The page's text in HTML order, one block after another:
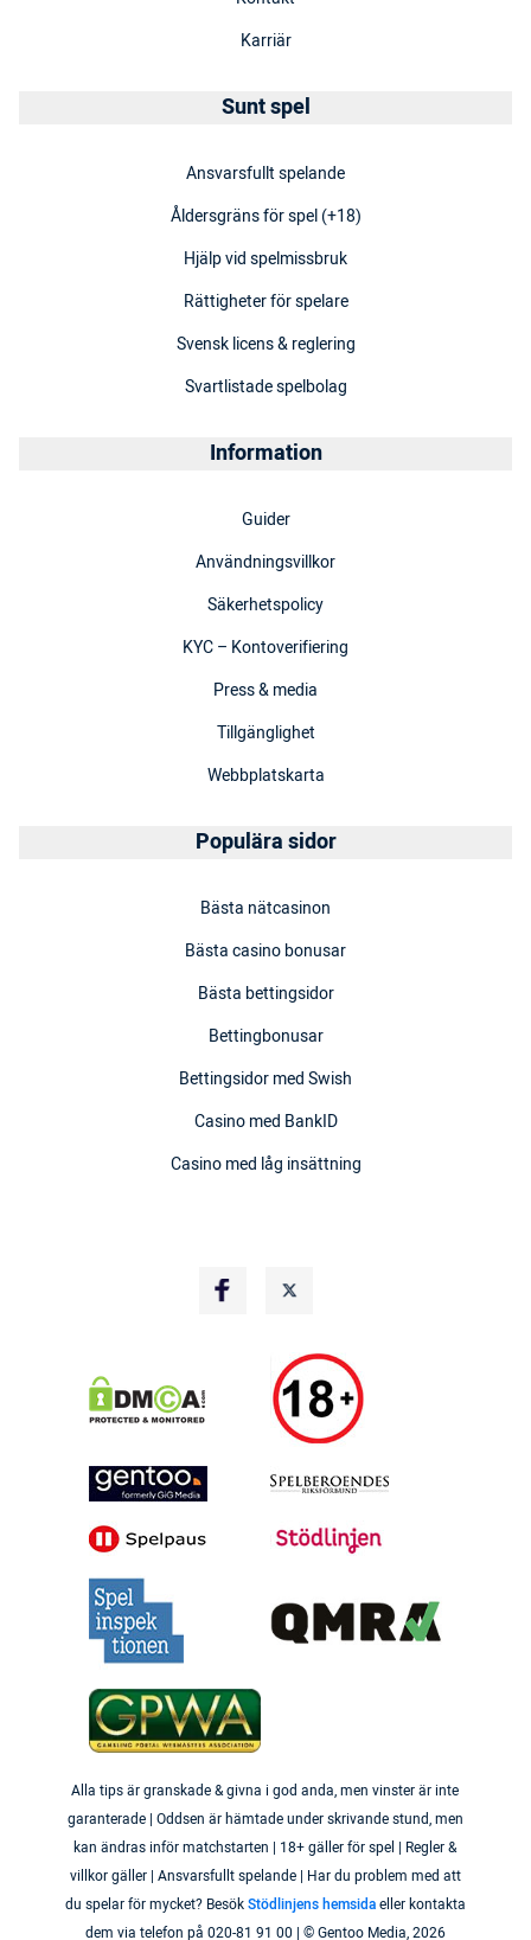
Karriär
Sunt spel
Ansvarsfullt spelande
Åldersgräns för spel (+18)
Hjälp vid spelmissbruk
Rättigheter för spelare
Svensk licens & reglering
Svartlistade spelbolag
Information
Guider
Användningsvillkor
Säkerhetspolicy
KYC – Kontoverifiering
Press & media
Tillgänglighet
Webbplatskarta
Populära sidor
Bästa nätcasinon
Bästa casino bonusar
Bästa bettingsidor
Bettingbonusar
Bettingsidor med Swish
Casino med BankID
Casino med låg insättning
Alla tips är granskade & givna i god anda, men vinster är inte
garanterade | Oddsen är hämtade under skrivande stund, men
kan ändras inför matchstarten | 18+ gäller för spel | Regler &
villkor gäller | Ansvarsfullt spelande | Har du problem med att
du spelar för mycket? BesökStödlinjens hemsidaeller kontakta
dem via telefon på 020-81 91 00 | © Gentoo Media,2026